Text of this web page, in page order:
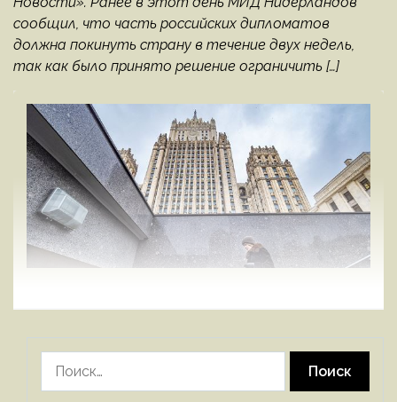
сообщил, что часть российских дипломатов
должна покинуть страну в течение двух недель,
так как было принято решение ограничить […]